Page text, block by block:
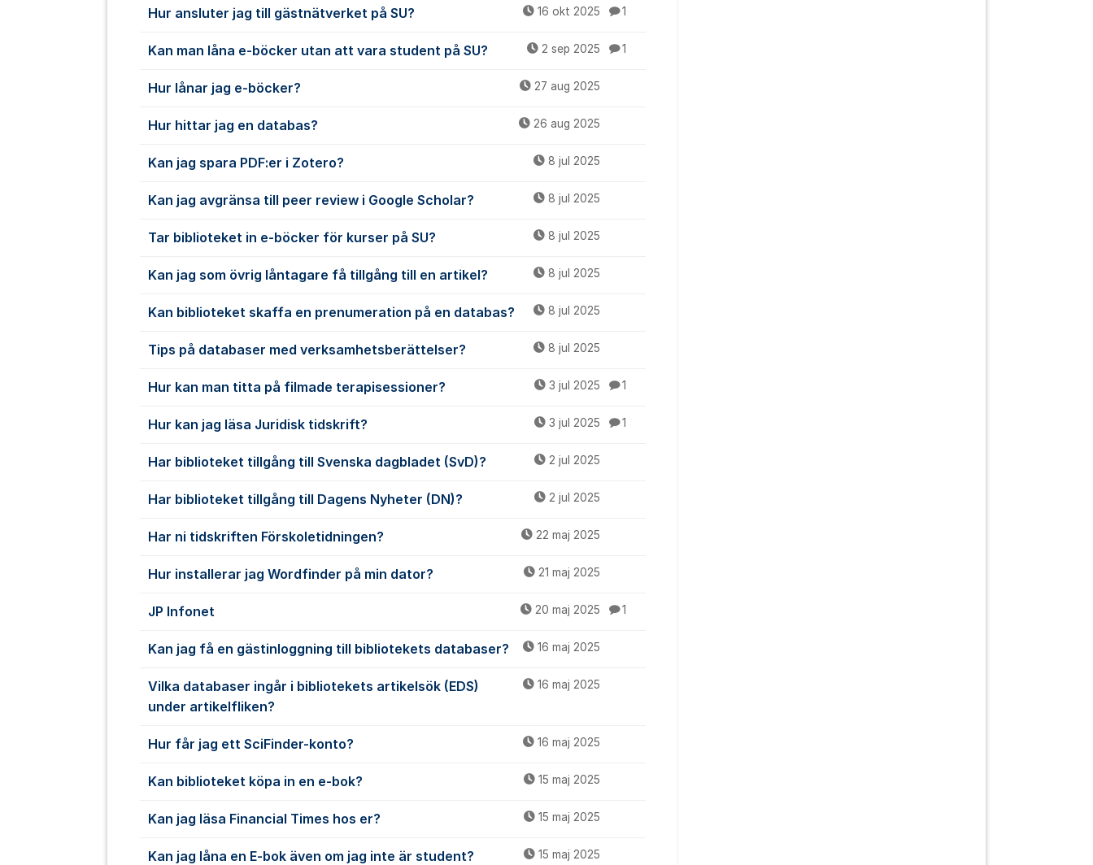
Hur ansluter jag till gästnätverket på SU? 16 okt 2025 1
Kan man låna e-böcker utan att vara student på SU? 2 sep 2025 1
Hur lånar jag e-böcker? 27 aug 2025
Hur hittar jag en databas? 26 aug 2025
Kan jag spara PDF:er i Zotero? 8 jul 2025
Kan jag avgränsa till peer review i Google Scholar? 8 jul 2025
Tar biblioteket in e-böcker för kurser på SU? 8 jul 2025
Kan jag som övrig låntagare få tillgång till en artikel? 8 jul 2025
Kan biblioteket skaffa en prenumeration på en databas? 8 jul 2025
Tips på databaser med verksamhetsberättelser? 8 jul 2025
Hur kan man titta på filmade terapisessioner? 3 jul 2025 1
Hur kan jag läsa Juridisk tidskrift? 3 jul 2025 1
Har biblioteket tillgång till Svenska dagbladet (SvD)? 2 jul 2025
Har biblioteket tillgång till Dagens Nyheter (DN)? 2 jul 2025
Har ni tidskriften Förskoletidningen? 22 maj 2025
Hur installerar jag Wordfinder på min dator? 21 maj 2025
JP Infonet 20 maj 2025 1
Kan jag få en gästinloggning till bibliotekets databaser? 16 maj 2025
Vilka databaser ingår i bibliotekets artikelsök (EDS)
under artikelfliken?
16 maj 2025
Hur får jag ett SciFinder-konto? 16 maj 2025
Kan biblioteket köpa in en e-bok? 15 maj 2025
Kan jag läsa Financial Times hos er? 15 maj 2025
Kan jag låna en E-bok även om jag inte är student? 15 maj 2025